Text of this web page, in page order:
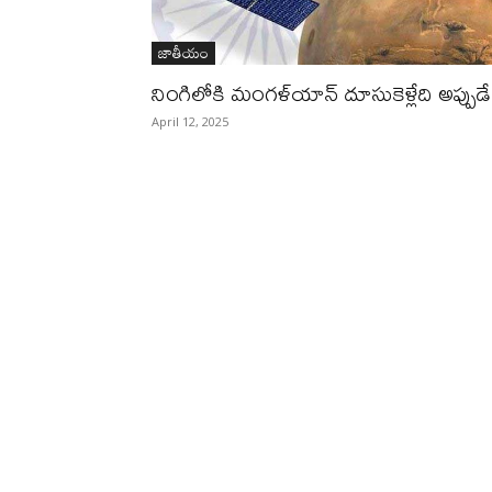
జాతీయం
నింగిలోకి మంగళ్‌యాన్ దూసుకెళ్లేది
April 12, 2025